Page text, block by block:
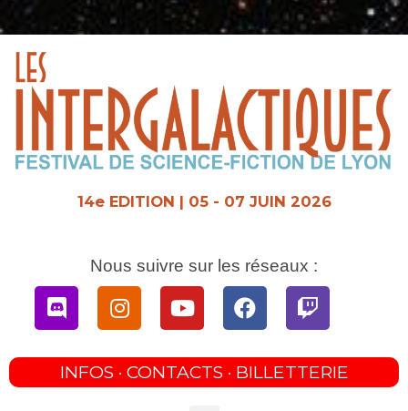
au
14e EDITION | 05 - 07 JUIN 2026
Nous suivre sur les réseaux :
DiscordInstagramYoutubeFacebookTwitch
INFOS · CONTACTS · BILLETTERIE